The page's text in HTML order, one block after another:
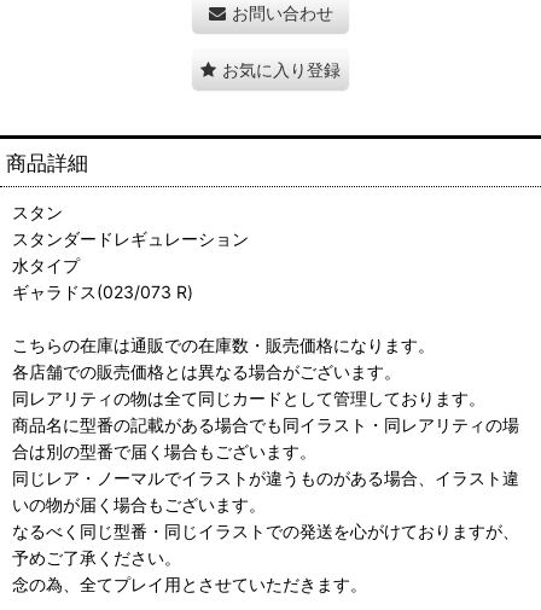
お問い合わせ
お気に入り登録
商品詳細
スタン
スタンダードレギュレーション
水タイプ
ギャラドス(023/073 R)
こちらの在庫は通販での在庫数・販売価格になります。
各店舗での販売価格とは異なる場合がございます。
同レアリティの物は全て同じカードとして管理しております。
商品名に型番の記載がある場合でも同イラスト・同レアリティの場
合は別の型番で届く場合もございます。
同じレア・ノーマルでイラストが違うものがある場合、イラスト違
いの物が届く場合もございます。
なるべく同じ型番・同じイラストでの発送を心がけておりますが、
予めご了承ください。
念の為、全てプレイ用とさせていただきます。